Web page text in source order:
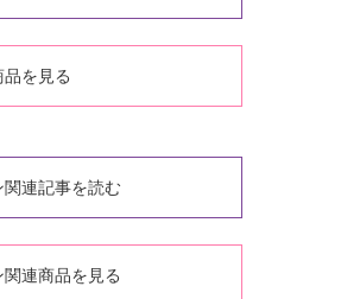
を見る
連記事を読む
連商品を見る